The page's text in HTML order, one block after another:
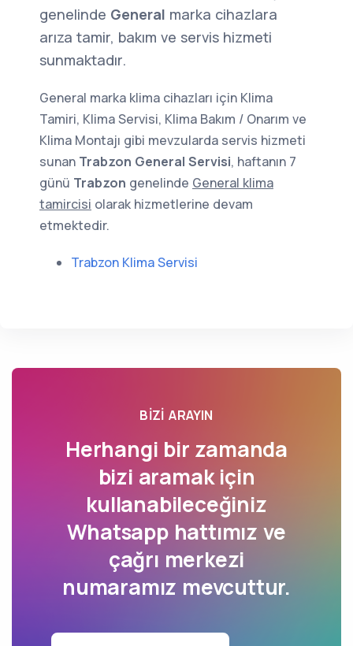
genelinde General marka cihazlara
arıza tamir, bakım ve servis hizmeti
sunmaktadır.
General marka klima cihazları için Klima
Tamiri, Klima Servisi, Klima Bakım / Onarım ve
Klima Montajı gibi mevzularda servis hizmeti
sunan Trabzon General Servisi, haftanın 7
günü Trabzon genelinde General klima
tamircisi olarak hizmetlerine devam
etmektedir.
Trabzon Klima Servisi
BIZI ARAYIN
Herhangi bir zamanda
bizi aramak için
kullanabileceğiniz
Whatsapp hattımız ve
çağrı merkezi
numaramız mevcuttur.